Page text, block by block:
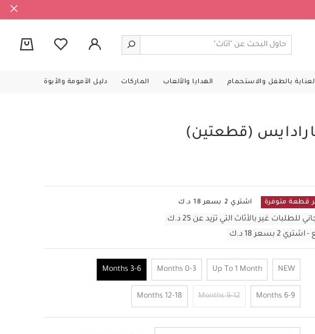
العناية بالطفل والاستحمام الهدايا والألعاب الماركات دليل الأمومة والأبوة
(قطعتين)
قطعة متوفرة اشتري 2 بسعر 18 د.ك
غير بالأثاث التي تزيد عن 25 د.ك
بسعر 18 د.ك
NEW
Up To 1 Month
0-3 Months
3-6 Months
6-9 Months
9-12 Months
12-18 Months